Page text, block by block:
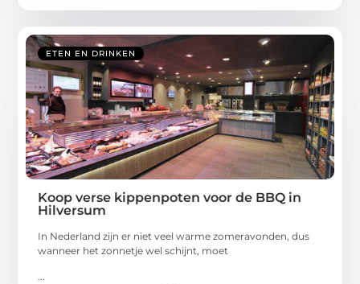
ETEN EN DRINKEN
Koop verse kippenpoten voor de BBQ in
Hilversum
In Nederland zijn er niet veel warme zomeravonden, dus
wanneer het zonnetje wel schijnt, moet